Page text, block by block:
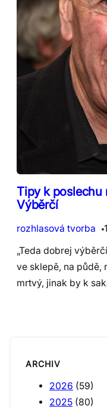
Tipy k poslechu
Výběrčí
rozhlasová tvorba
„Teda dobrej
ve sklepě, na půdě,
mrtvý, jinak by k
ARCHIV
2026 (59)
2025 (80)